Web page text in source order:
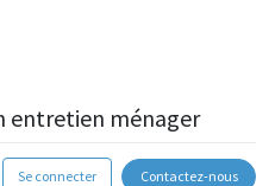
entretien ménager
Se connecter Contactez-nous